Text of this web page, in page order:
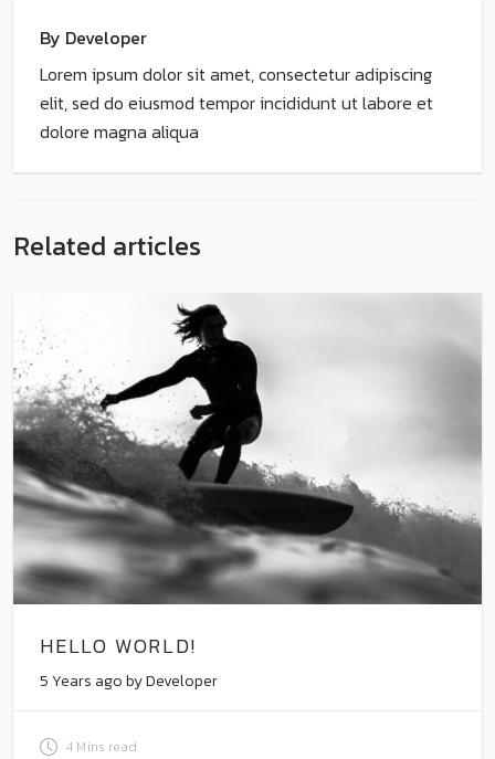
By Developer
Lorem ipsum dolor sit amet, consectetur adipiscing
elit, sed do eiusmod tempor incididunt ut labore et
dolore magna aliqua
Related articles
HELLO WORLD!
5 Years ago by Developer
4 Mins read